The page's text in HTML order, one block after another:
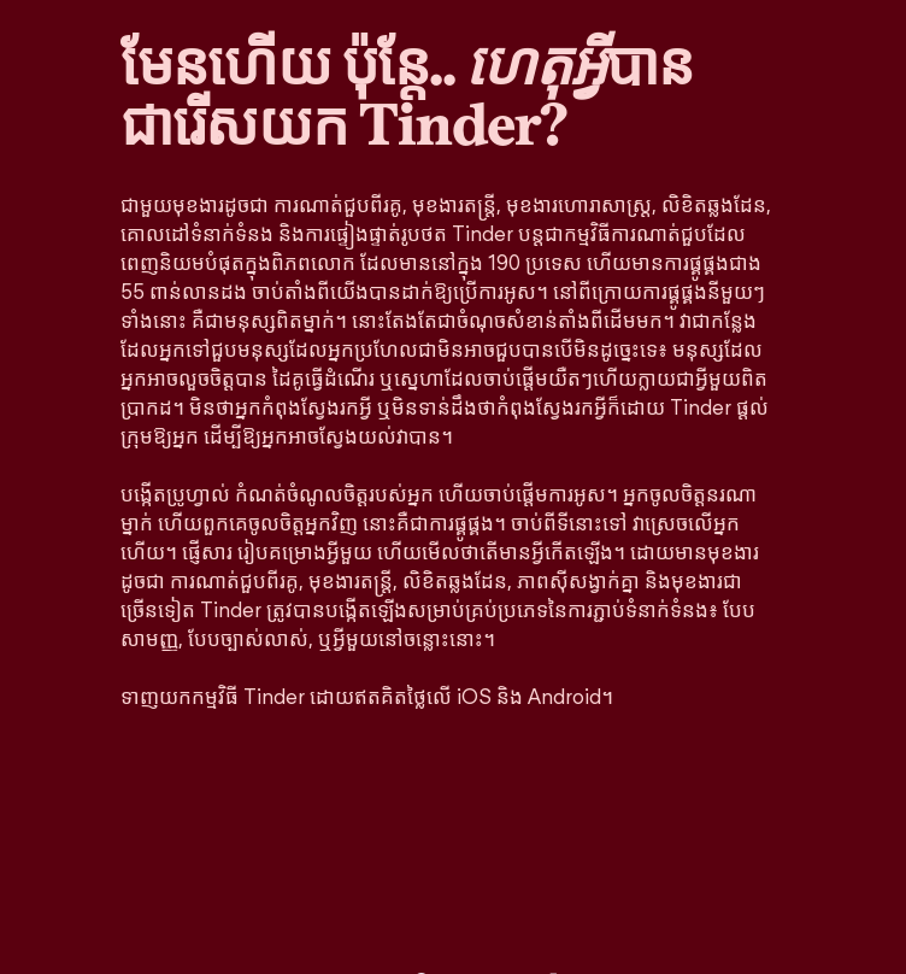
មែនហើយ ប៉ុន្តែ.. ហេតុអ្វីបាន
ជារើសយក Tinder?
ជាមួយមុខងារដូចជា ការណាត់ជួបពីរគូ, មុខងារតន្រ្តី, មុខងារហោរាសាស្ត្រ, លិខិតឆ្លងដែន,
គោលដៅទំនាក់ទំនង និងការផ្ទៀងផ្ទាត់រូបថត Tinder បន្តជាកម្មវិធីការណាត់ជួបដែល
ពេញនិយមបំផុតក្នុងពិភពលោក ដែលមាននៅក្នុង 190 ប្រទេស ហើយមានការផ្គូផ្គងជាង
55 ពាន់លានដង ចាប់តាំងពីយើងបានដាក់ឱ្យប្រើការអូស។ នៅពីក្រោយការផ្គូផ្គងនីមួយៗ
ទាំងនោះ គឺជាមនុស្សពិតម្នាក់។ នោះតែងតែជាចំណុចសំខាន់តាំងពីដើមមក។ វាជាកន្លែង
ដែលអ្នកទៅជួបមនុស្សដែលអ្នកប្រហែលជាមិនអាចជួបបានបើមិនដូច្នេះទេ៖ មនុស្សដែល
អ្នកអាចលួចចិត្តបាន ដៃគូធ្វើដំណើរ ឬស្នេហាដែលចាប់ផ្តើមយឺតៗហើយក្លាយជាអ្វីមួយពិត
ប្រាកដ។ មិនថាអ្នកកំពុងស្វែងរកអ្វី ឬមិនទាន់ដឹងថាកំពុងស្វែងរកអ្វីក៏ដោយ Tinder ផ្តល់
ក្រុមឱ្យអ្នក ដើម្បីឱ្យអ្នកអាចស្វែងយល់វាបាន។
បង្កើតប្រូហ្វាល់ កំណត់ចំណូលចិត្តរបស់អ្នក ហើយចាប់ផ្តើមការអូស។ អ្នកចូលចិត្តនរណា
ម្នាក់ ហើយពួកគេចូលចិត្តអ្នកវិញ នោះគឺជាការផ្គូផ្គង។ ចាប់ពីទីនោះទៅ វាស្រេចលើអ្នក
ហើយ។ ផ្ញើសារ រៀបគម្រោងអ្វីមួយ ហើយមើលថាតើមានអ្វីកើតឡើង។ ដោយមានមុខងារ
ដូចជា ការណាត់ជួបពីរគូ, មុខងារតន្រ្តី, លិខិតឆ្លងដែន, ភាពស៊ីសង្វាក់គ្នា និងមុខងារជា
ច្រើនទៀត Tinder ត្រូវបានបង្កើតឡើងសម្រាប់គ្រប់ប្រភេទនៃការភ្ជាប់ទំនាក់ទំនង៖ បែប
សាមញ្ញ, បែបច្បាស់លាស់, ឬអ្វីមួយនៅចន្លោះនោះ។
ទាញយកកម្មវិធី Tinder ដោយឥតគិតថ្លៃលើ iOS និង Android។